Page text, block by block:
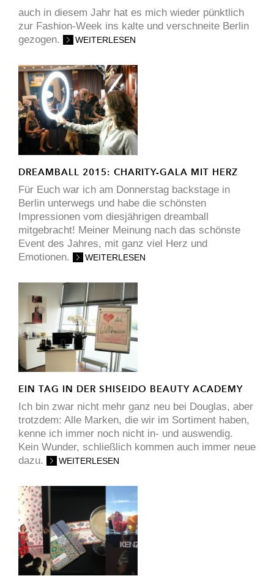
auch in diesem Jahr hat es mich wieder pünktlich
zur Fashion-Week ins kalte und verschneite Berlin
gezogen.
WEITERLESEN
DREAMBALL 2015: CHARITY-GALA MIT HERZ
Für Euch war ich am Donnerstag backstage in
Berlin unterwegs und habe die schönsten
Impressionen vom diesjährigen dreamball
mitgebracht! Meiner Meinung nach das schönste
Event des Jahres, mit ganz viel Herz und
Emotionen.
WEITERLESEN
EIN TAG IN DER SHISEIDO BEAUTY ACADEMY
Ich bin zwar nicht mehr ganz neu bei Douglas, aber
trotzdem: Alle Marken, die wir im Sortiment haben,
kenne ich immer noch nicht in- und auswendig.
Kein Wunder, schließlich kommen auch immer neue
dazu.
WEITERLESEN